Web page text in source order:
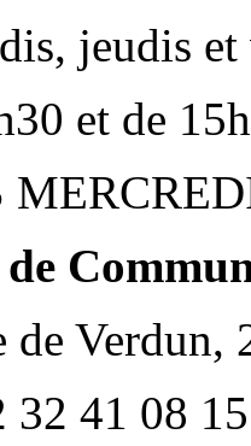
jeudis et
et de
de Verdun,
32 41 08 15